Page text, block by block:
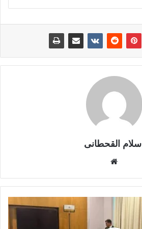
اسلام القحطانى
ق
ع
ل